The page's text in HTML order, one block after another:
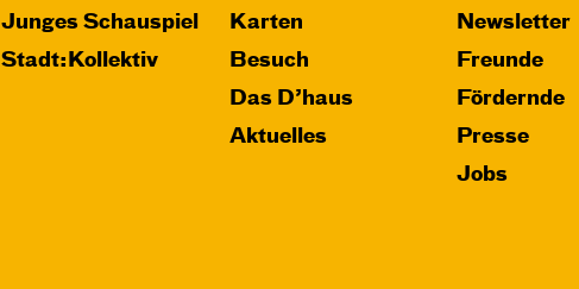
Junges Schauspiel
Stadt:Kollektiv
Karten
Besuch
Das D’haus
Aktuelles
Newsletter
Freunde
Fördernde
Presse
Jobs